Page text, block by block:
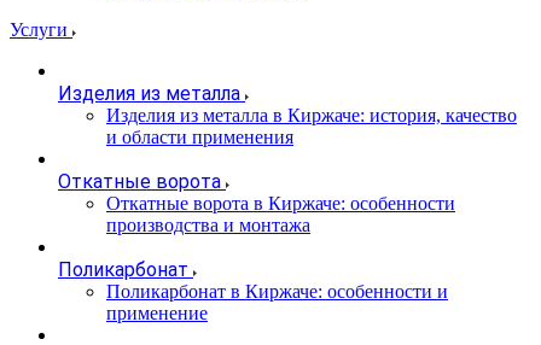
Услуги
Изделия из металла
Изделия из металла в Киржаче: история, качество
и области применения
Откатные ворота
Откатные ворота в Киржаче: особенности
производства и монтажа
Поликарбонат
Поликарбонат в Киржаче: особенности и
применение